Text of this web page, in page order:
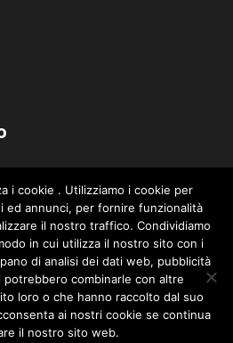
riservati. info@corusweb.com
i cookie . Utilizziamo i cookie per
ed annunci, per fornire funzionalità
il nostro traffico. Condividiamo
in cui utilizza il nostro sito con i
di analisi dei dati web, pubblicità
potrebbero combinarle con altre
loro o che hanno raccolto dal suo
ai nostri cookie se continua
il nostro sito web.